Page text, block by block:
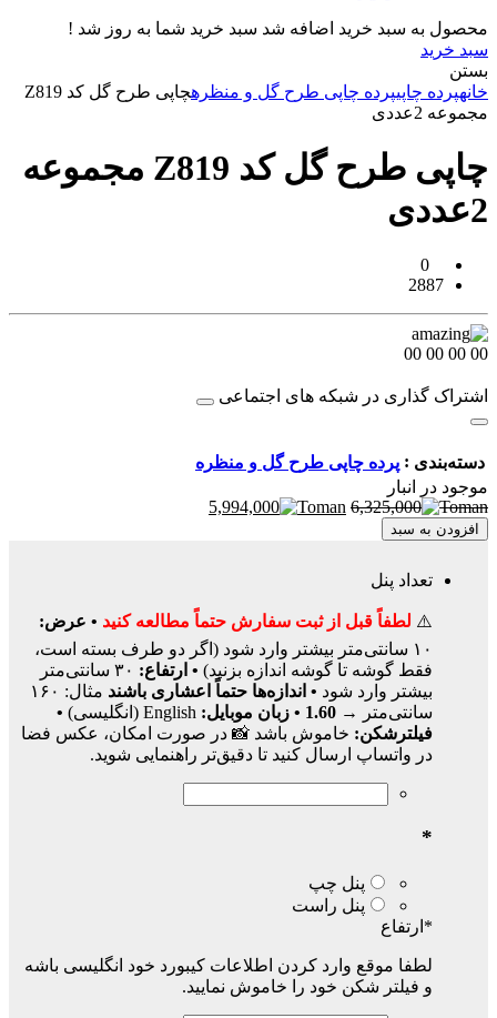
محصول به سبد خرید اضافه شد سبد خرید شما به روز شد !
سبد خرید
بستن
خانهپرده چاپیپرده چاپی طرح گل و منظره
چاپی طرح گل کد Z819
مجموعه 2عددی
چاپی طرح گل کد Z819 مجموعه
2عددی
0
2887
00
00
00
00
اشتراک گذاری در شبکه های اجتماعی
دسته‌بندی : پرده چاپی طرح گل و منظره
موجود در انبار
6,325,000
5,994,000
افزودن به سبد
تعداد پنل
⚠️ لطفاً قبل از ثبت سفارش حتماً مطالعه کنید • عرض:
۱۰ سانتی‌متر بیشتر وارد شود (اگر دو طرف بسته است،
فقط گوشه تا گوشه اندازه بزنید) • ارتفاع:
۳۰ سانتی‌متر
بیشتر وارد شود • اندازه‌ها حتماً اعشاری باشند
مثال: ۱۶۰
سانتی‌متر → 1.60 • زبان موبایل:
•
فیلترشکن: خاموش باشد 📸 در صورت امکان، عکس فضا
در واتساپ ارسال کنید تا دقیق‌تر راهنمایی شوید.
*
پنل چپ
پنل راست
* ارتفاع
لطفا موقع وارد کردن اطلاعات کیبورد خود انگلیسی باشه
و فیلتر شکن خود را خاموش نمایید.